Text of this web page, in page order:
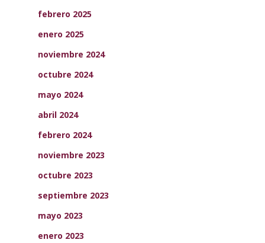
febrero 2025
enero 2025
noviembre 2024
octubre 2024
mayo 2024
abril 2024
febrero 2024
noviembre 2023
octubre 2023
septiembre 2023
mayo 2023
enero 2023